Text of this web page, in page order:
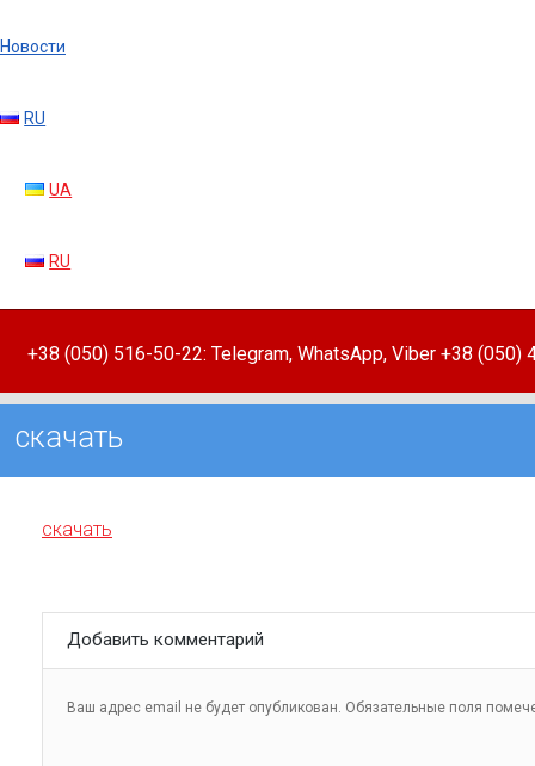
Новости
RU
UA
RU
+38 (050) 516-50-22: Telegram, WhatsApp, Viber +38 (050)
скачать
скачать
Добавить комментарий
Ваш адрес email не будет опубликован. Обязательные поля